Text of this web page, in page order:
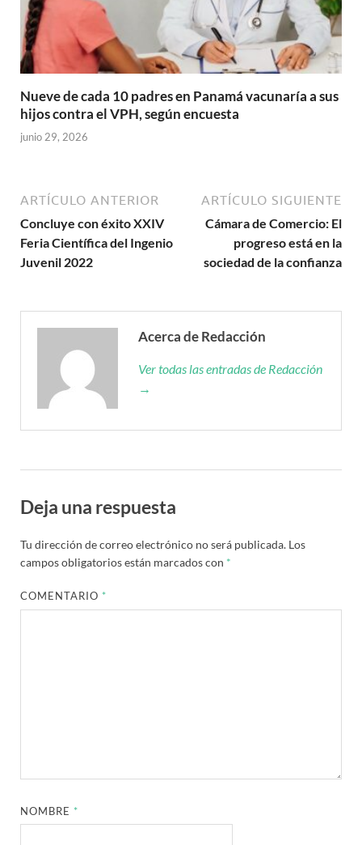
Nueve de cada 10 padres en Panamá vacunaría a sus
hijos contra el VPH, según encuesta
junio 29, 2026
ARTÍCULO ANTERIOR
Concluye con éxito XXIV
Feria Científica del Ingenio
Juvenil 2022
ARTÍCULO SIGUIENTE
Cámara de Comercio: El
progreso está en la
sociedad de la confianza
Acerca de Redacción
Ver todas las entradas de Redacción
→
Deja una respuesta
Tu dirección de correo electrónico no será publicada. Los
campos obligatorios están marcados con *
COMENTARIO *
NOMBRE *